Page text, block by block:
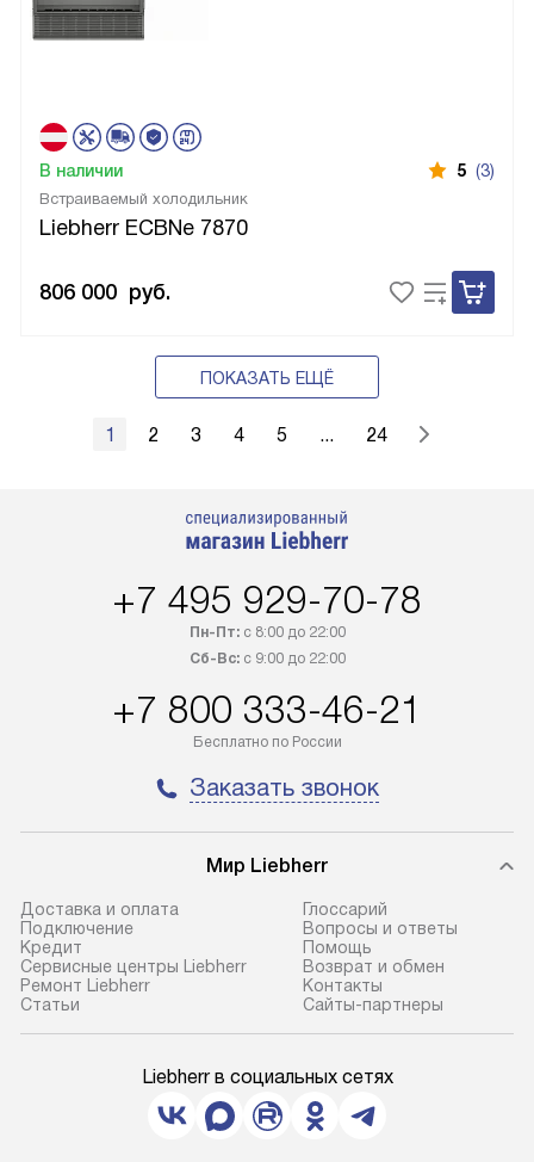
Встраиваемый холодильник
Liebherr ECBNe 7870
В наличии 5 (3)
806 000 руб.
ПОКАЗАТЬ ЕЩЁ
1 2 3 4 5 ... 24
+7 495 929-70-78
Пн-Пт:с 8:00 до 22:00
Сб-Вс:с 9:00 до 22:00
+7 800 333-46-21
Бесплатно по России
Заказать звонок
Мир Liebherr
Доставка и оплата
Подключение
Кредит
Сервисные центры Liebherr
Ремонт Liebherr
Cтатьи
Глоссарий
Вопросы и ответы
Помощь
Возврат и обмен
Контакты
Сайты-партнеры
Liebherr в социальных сетях